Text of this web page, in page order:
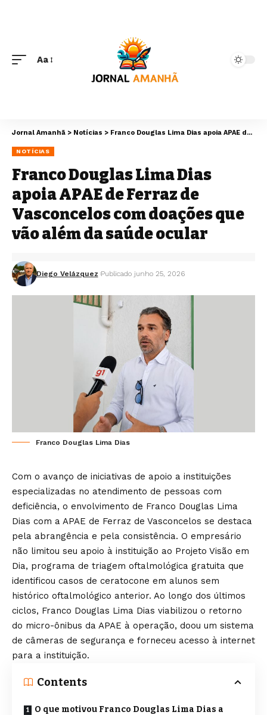
Aa
Jornal Amanhã > Notícias > Franco Douglas Lima Dias apoia APAE de Ferraz de Vasconcelos com doações que vão além da saúde ocular
NOTÍCIAS
Franco Douglas Lima Dias
apoia APAE de Ferraz de
Vasconcelos com doações que
vão além da saúde ocular
Diego Velázquez Publicado junho 25, 2026
Franco Douglas Lima Dias
Com o avanço de iniciativas de apoio a instituições
especializadas no atendimento de pessoas com
deficiência, o envolvimento de Franco Douglas Lima
Dias com a APAE de Ferraz de Vasconcelos se destaca
pela abrangência e pela consistência. O empresário
não limitou seu apoio à instituição ao Projeto Visão em
Dia, programa de triagem oftalmológica gratuita que
identificou casos de ceratocone em alunos sem
histórico oftalmológico anterior. Ao longo dos últimos
ciclos, Franco Douglas Lima Dias viabilizou o retorno
do micro-ônibus da APAE à operação, doou um sistema
de câmeras de segurança e forneceu acesso à internet
para a instituição.
Contents
O que motivou Franco Douglas Lima Dias a